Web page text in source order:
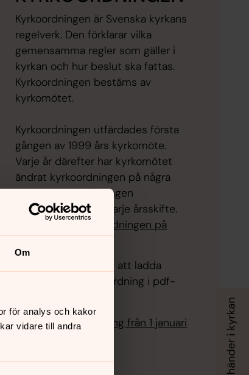
Om
för analys och kakor
vidare till andra
Kyrkoordningen är Svenska kyrkans
regelverk. Den förklarar vilka
gemensamma regler som gäller i
kyrkan och hur beslut ska fattas.
Kyrkoordningen bestäms av
kyrkomötet.
Kyrkoordningen utfärdades första
gången av 1999 års kyrkomöte.
Varje år därefter har kyrkomötet
ändrat kyrkoordningen på några
punkter. Kyrkoordningen
uppdateras därför varje årsskifte.
Läs mer om kyrkoordningen på
svenskakyrkan.se
Här har du möjlighet att ladda
ned gällande kyrkoordning i pdf-
Gällande kyrkoordning från 1 januari